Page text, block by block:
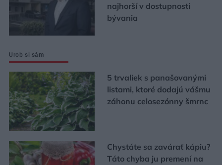
najhorší v dostupnosti
bývania
Urob si sám
5 trvaliek s panašovanými
listami, ktoré dodajú vášmu
záhonu celosezónny šmrnc
Chystáte sa zavárať kápiu?
Táto chyba ju premení na